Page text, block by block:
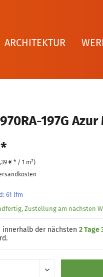
ARCHITEKTUR
197G
€* / 1 m²)
61 lfm
Zustellung am nächsten
innerhalb der nächsten 2 Tage